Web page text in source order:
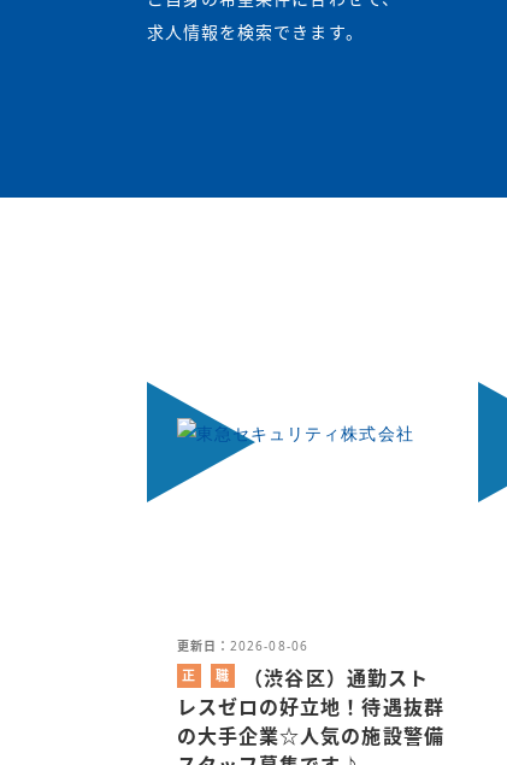
求人情報を検索できます。
更新日： 2026-08-06
正
社
職
業
紹
介
（渋谷区）通勤スト
レスゼロの好立地！待遇抜群
の大手企業☆人気の施設警備